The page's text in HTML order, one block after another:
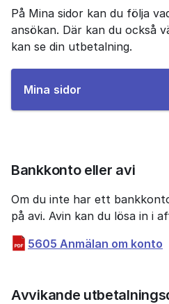
På Mina sidor kan du följa
ansökan. Där kan du också
kan se din utbetalning.
Mina sidor
Bankkonto eller avi
Om du inte har ett
på avi. Avin kan du lösa in i
5605 Anmälan om konto
Avvikande